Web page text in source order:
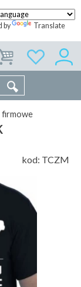
by Translate
KONTAKT
firmowe
kod: TCZM